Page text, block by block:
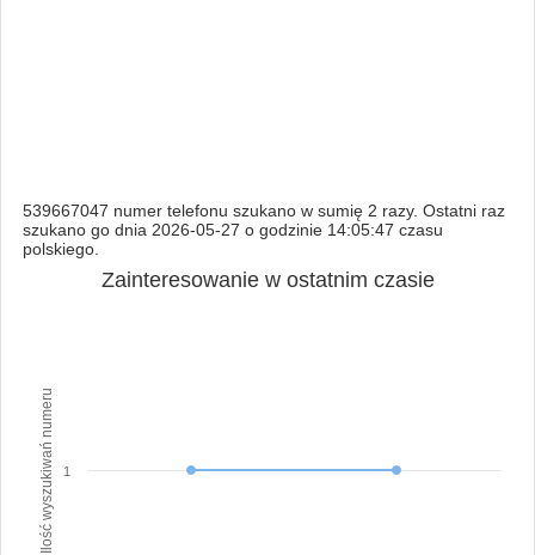
539667047 numer telefonu szukano w sumię 2 razy. Ostatni raz
szukano go dnia 2026-05-27 o godzinie 14:05:47 czasu
polskiego.
Ilość wyszukiwań numeru
Zainteresowanie w ostatnim czasie
1